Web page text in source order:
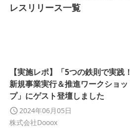
レスリリース一覧
【実施レポ】「5つの鉄則で実践！
新規事業実行＆推進ワークショッ
プ」にゲスト登壇しました
2024年06月05日
株式会社Dooox